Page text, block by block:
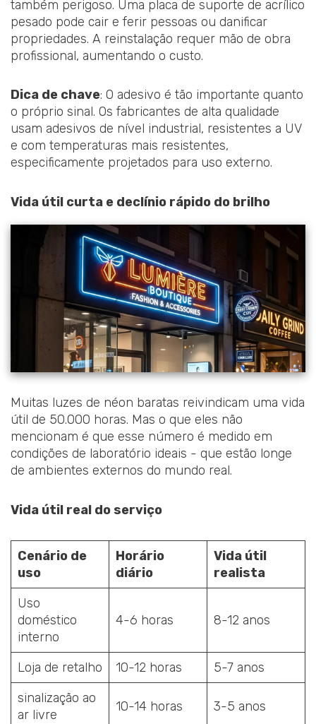
também perigoso. Uma placa de suporte de acrílico
pesado pode cair e ferir pessoas ou danificar
propriedades. A reinstalação requer mão de obra
profissional, aumentando o custo.
Dica de chave: O adesivo é tão importante quanto
o próprio sinal. Os fabricantes de alta qualidade
usam adesivos de nível industrial, resistentes a UV
e com temperaturas mais resistentes,
especificamente projetados para uso externo.
Vida útil curta e declínio rápido do brilho
Muitas luzes de néon baratas reivindicam uma vida
útil de 50.000 horas. Mas o que eles não
mencionam é que esse número é medido em
condições de laboratório ideais - que estão longe
de ambientes externos do mundo real.
Vida útil real do serviço
Cenário de
uso
Horário
diário
Vida útil
realista
Uso
doméstico
interno
4-6 horas 8-12 anos
Loja de retalho 10-12 horas
5-7 anos
sinalização ao
ar livre
10-14 horas 3-5 anos